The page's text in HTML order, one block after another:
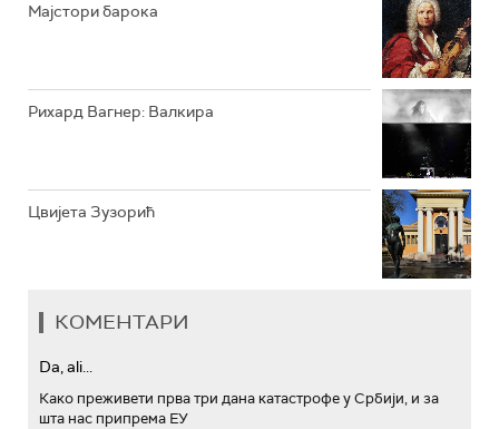
Мајстори барока
Рихард Вагнер: Валкира
Цвијета Зузорић
КОМЕНТАРИ
Da, ali...
Како преживети прва три дана катастрофе у Србији, и за
шта нас припрема ЕУ